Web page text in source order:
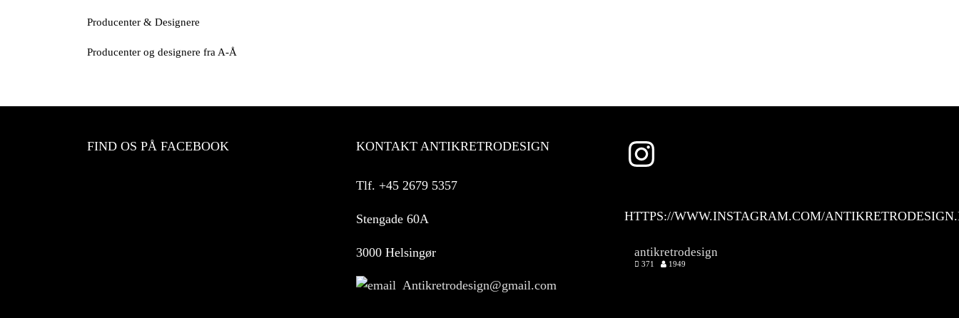
Producenter & Designere
Producenter og designere fra A-Å
FIND OS PÅ FACEBOOK KONTAKT ANTIKRETRODESIGN
Tlf. +45 2679 5357
Stengade 60A
3000 Helsingør
Antikretrodesign@gmail.com
HTTPS://WWW.INSTAGRAM.COM/
antikretrodesign
371 1949